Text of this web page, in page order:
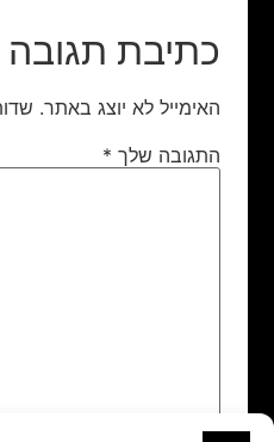
כתיבת תגובה
האימייל לא יוצג באתר.
התגובה שלך *